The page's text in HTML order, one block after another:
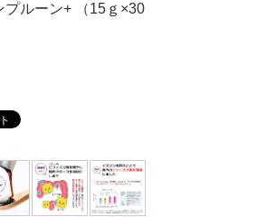
ルーン+ （15ｇ×30